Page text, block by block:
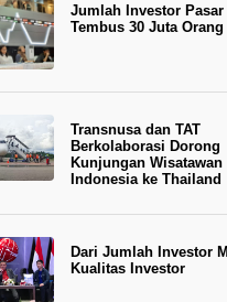
Jumlah Investor Pasar
Tembus 30 Juta Orang
Transnusa dan TAT
Berkolaborasi Dorong
Kunjungan Wisatawan
Indonesia ke Thailand
Dari Jumlah Investor
Kualitas Investor